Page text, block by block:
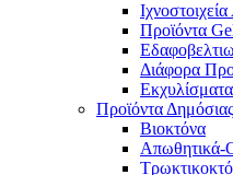
Προϊόντα
Διάφορα
Προϊόντα
Βιοκτόνα
Απωθητικά-